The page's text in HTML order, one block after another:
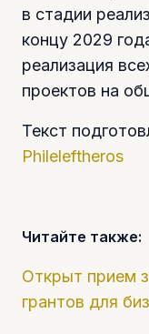
в стадии
концу 2029
реализация
проектов на
Текст
Phileleftheros
Читайте также:
Открыт прием
грантов для